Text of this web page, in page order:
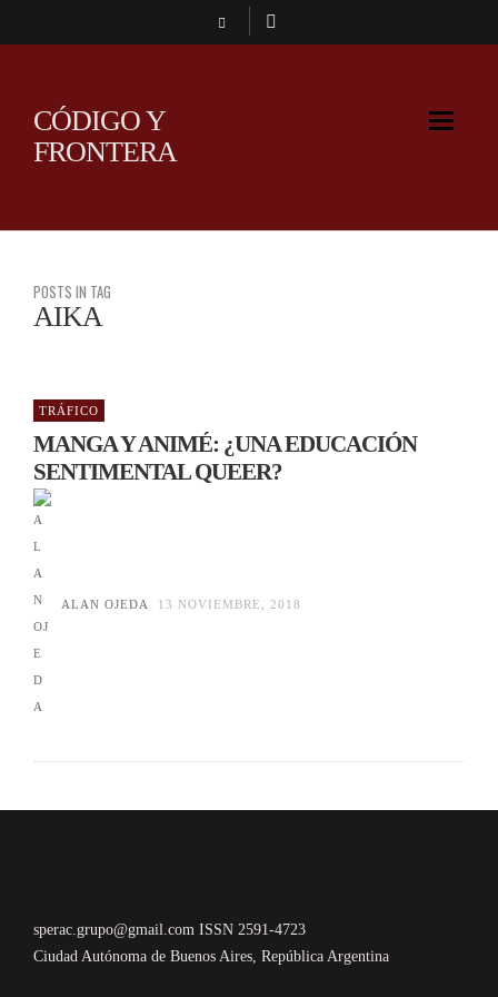
CÓDIGO Y
FRONTERA
POSTS IN TAG
AIKA
TRÁFICO
MANGA Y ANIMÉ: ¿UNA EDUCACIÓN
SENTIMENTAL QUEER?
ALAN OJEDA 13 NOVIEMBRE, 2018
sperac.grupo@gmail.com ISSN 2591-4723
Ciudad Autónoma de Buenos Aires, República Argentina